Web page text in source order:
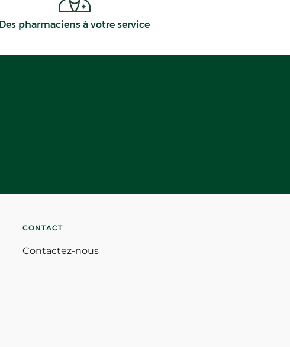
Des pharmaciens à votre service
CONTACT
Contactez-nous